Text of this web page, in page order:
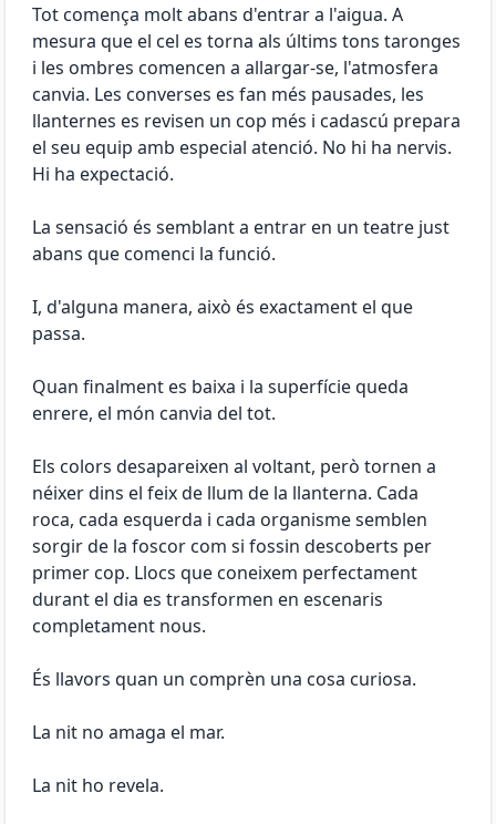
Tot comença molt abans d'entrar a l'aigua. A
mesura que el cel es torna als últims tons taronges
i les ombres comencen a allargar-se, l'atmosfera
canvia. Les converses es fan més pausades, les
llanternes es revisen un cop més i cadascú prepara
el seu equip amb especial atenció. No hi ha nervis.
Hi ha expectació.
La sensació és semblant a entrar en un teatre just
abans que comenci la funció.
I, d'alguna manera, això és exactament el que
passa.
Quan finalment es baixa i la superfície queda
enrere, el món canvia del tot.
Els colors desapareixen al voltant, però tornen a
néixer dins el feix de llum de la llanterna. Cada
roca, cada esquerda i cada organisme semblen
sorgir de la foscor com si fossin descoberts per
primer cop. Llocs que coneixem perfectament
durant el dia es transformen en escenaris
completament nous.
És llavors quan un comprèn una cosa curiosa.
La nit no amaga el mar.
La nit ho revela.